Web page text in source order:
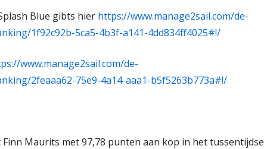
Blue gibts hier https://www.manage2sail.com/de-
1f92c92b-5ca5-4b3f-a141-4dd834ff4025#!/
www.manage2sail.com/de-
2feaaa62-75e9-4a14-aaa1-b5f5263b773a#!/
Finn Maurits met 97,78 punten aan kop in het tussentijdse